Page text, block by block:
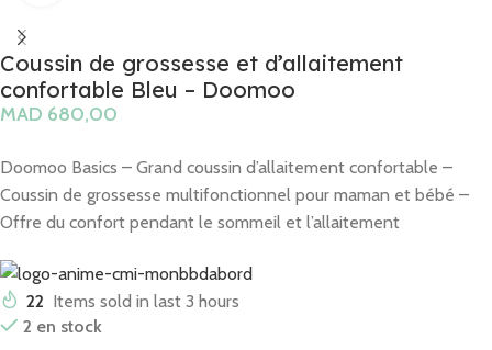
Coussin de grossesse et d’allaitement
confortable Bleu – Doomoo
MAD
Doomoo Basics – Grand coussin d’allaitement confortable –
Coussin de grossesse multifonctionnel pour maman et bébé –
Offre du confort pendant le sommeil et l’allaitement
22 Items sold in last 3 hours
2 en stock